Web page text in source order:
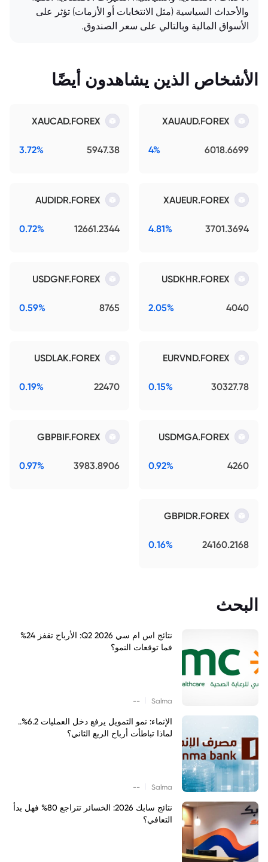
والأحداث السياسية (مثل الانتخابات أو الأزمات) تؤثر على
الأسواق المالية وبالتالي على سعر الصندوق.
الأشخاص الذين يشاهدون أيضًا
XAUAUD.FOREX
6018.6699
4%
XAUCAD.FOREX
5947.38
3.72%
XAUEUR.FOREX
3701.3694
4.81%
AUDIDR.FOREX
12661.2344
0.72%
USDKHR.FOREX
4040
2.05%
USDGNF.FOREX
8765
0.59%
EURVND.FOREX
30327.78
0.15%
USDLAK.FOREX
22470
0.19%
USDMGA.FOREX
4260
0.92%
GBPBIF.FOREX
3983.8906
0.97%
GBPIDR.FOREX
24160.2168
0.16%
البحث
نتائج اس ام سي Q2 2026: الأرباح تقفز 24%
فما توقعات النمو؟
Salma
--
الإنماء: نمو التمويل يرفع دخل العمليات 6.2%..
لماذا تباطأت أرباح الربع الثاني؟
Salma
--
نتائج سابك 2026: الخسائر تتراجع 80% فهل بدأ
التعافي؟